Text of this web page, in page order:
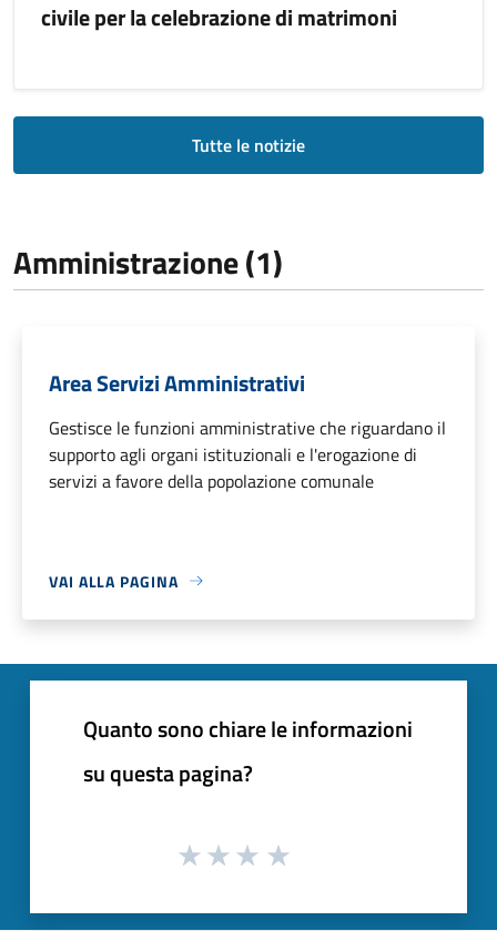
civile per la celebrazione di matrimoni
Tutte le notizie
Amministrazione (1)
Area Servizi Amministrativi
Gestisce le funzioni amministrative che riguardano il
supporto agli organi istituzionali e l'erogazione di
servizi a favore della popolazione comunale
VAI ALLA PAGINA
Quanto sono chiare le informazioni
su questa pagina?